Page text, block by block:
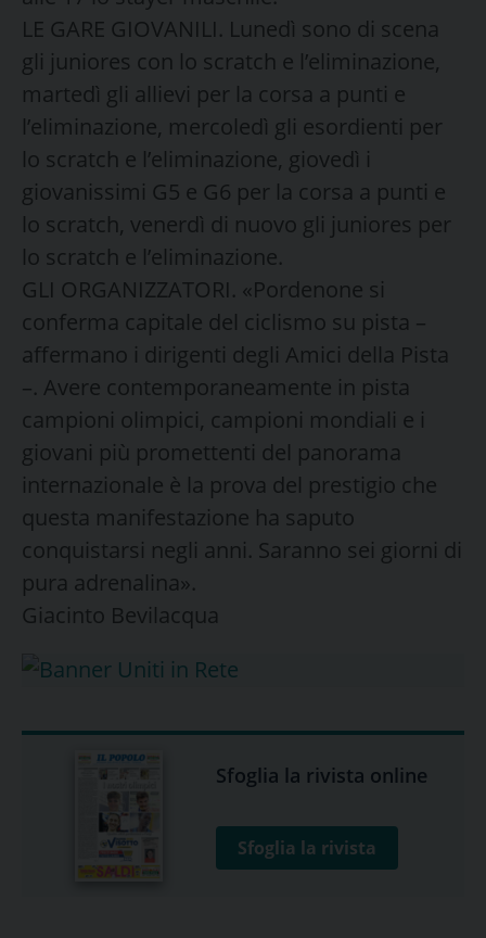
LE GARE GIOVANILI. Lunedì sono di scena
gli juniores con lo scratch e l’eliminazione,
martedì gli allievi per la corsa a punti e
l’eliminazione, mercoledì gli esordienti per
lo scratch e l’eliminazione, giovedì i
giovanissimi G5 e G6 per la corsa a punti e
lo scratch, venerdì di nuovo gli juniores per
lo scratch e l’eliminazione.
GLI ORGANIZZATORI. «Pordenone si
conferma capitale del ciclismo su pista –
affermano i dirigenti degli Amici della Pista
–. Avere contemporaneamente in pista
campioni olimpici, campioni mondiali e i
giovani più promettenti del panorama
internazionale è la prova del prestigio che
questa manifestazione ha saputo
conquistarsi negli anni. Saranno sei giorni di
pura adrenalina».
Giacinto Bevilacqua
Sfoglia la rivista online
Sfoglia la rivista